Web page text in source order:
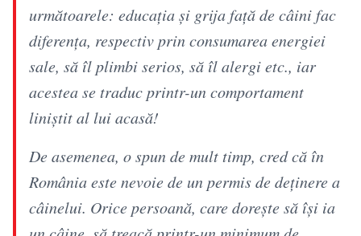
următoarele: educația și grija față de câini fac
diferența, respectiv prin consumarea energiei
sale, să îl plimbi serios, să îl alergi etc., iar
acestea se traduc printr-un comportament
liniștit al lui acasă!
De asemenea, o spun de mult timp, cred că în
România este nevoie de un permis de deținere a
câinelui. Orice persoană, care dorește să își ia